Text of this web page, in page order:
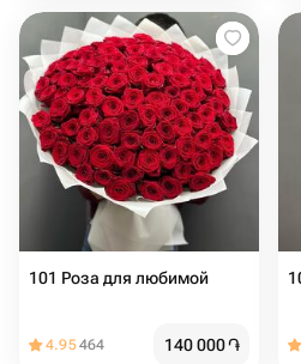
101 Роза для любимой
4.95464 140 000֏